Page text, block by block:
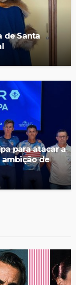
de Santa
para atacar a
ambição de